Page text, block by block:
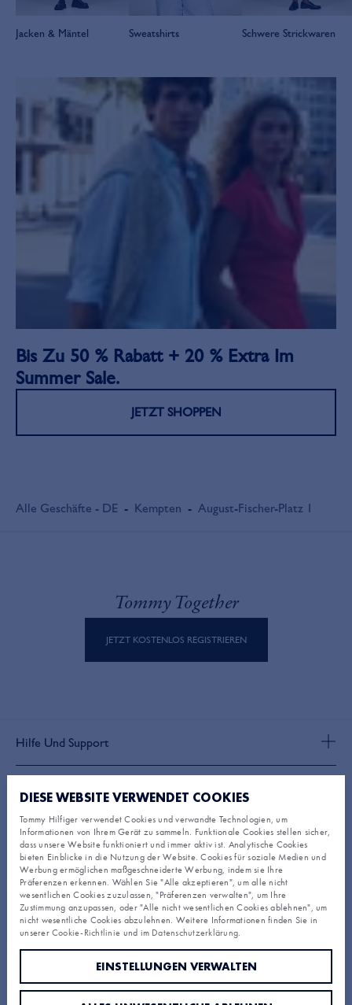
Jacken & Mäntel Sweatshirts Schwere Strickwaren
Bis Zu 50 % Rabatt + 20 % Extra Im
Summer Sale.
JETZT SHOPPEN
Alle Geschäfte - DE - Kempten - August-Fischer-Platz 1
Tommy Together
JETZT KOSTENLOS REGISTRIEREN
Hilfe Und Support
FAQ
Versand
Rücksendungen und Rückerstattungen
Bestellungen und Zahlungsmöglichkeiten
Größentabellen
Store-Finder
Über uns
Newsroom
Allgemeine Geschäftsbedingungen
Tommy Hilfiger – Allgemeine Geschäftsbedingungen für
Geschenkgutscheine
Datenschutzerklärung
Datenschutz-verpflichtung
Cookie-Richtlinie
Produktfälschungen
Accessibility Statement
Mitglied Werden
Werde Mitglied
Karriere
Entdecken
Nachhaltigkeit und Inklusivität
Tommy Hilfiger Black Friday
Gift Cards
Tommy Trade In
DIESE WEBSITE VERWENDET COOKIES
Tommy Hilfiger verwendet Cookies und verwandte Technologien, um
Informationen von Ihrem Gerät zu sammeln. Funktionale Cookies stellen sicher,
dass unsere Website funktioniert und immer aktiv ist. Analytische Cookies
bieten Einblicke in die Nutzung der Website. Cookies für soziale Medien und
Werbung ermöglichen maßgeschneiderte Werbung, indem sie Ihre
Präferenzen erkennen. Wählen Sie "Alle akzeptieren", um alle nicht
wesentlichen Cookies zuzulassen, "Präferenzen verwalten", um Ihre
Zustimmung anzupassen, oder "Alle nicht wesentlichen Cookies ablehnen", um
nicht wesentliche Cookies abzulehnen. Weitere Informationen finden Sie in
unsererCookie-Richtlinie und im Datenschutzerklärung.
EINSTELLUNGEN VERWALTEN